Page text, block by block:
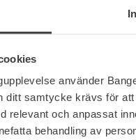
använder
ditt samtycke krävs för
relevant och anpassat
behandling av
a gun